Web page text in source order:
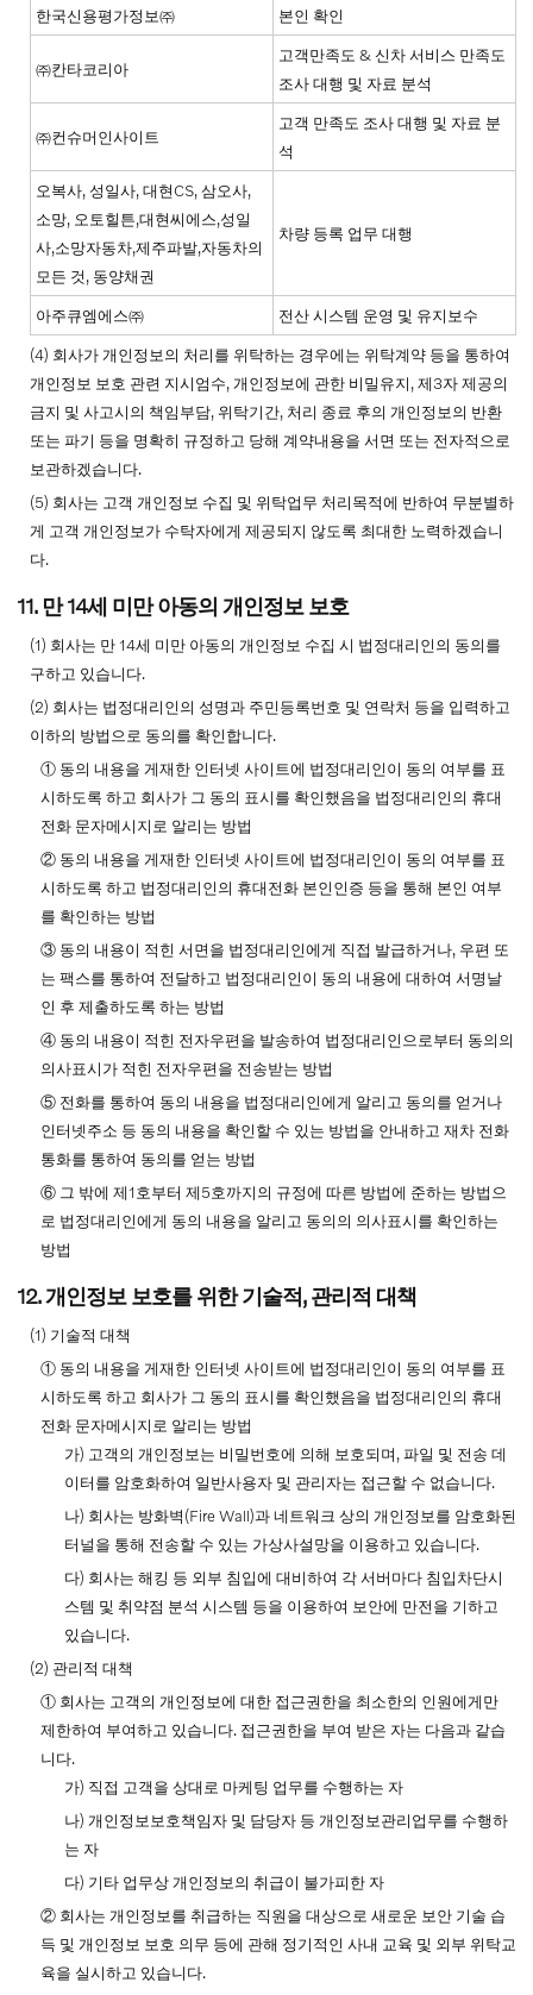
한국신용평가정보㈜ 본인 확인
㈜칸타코리아
고객만족도 & 신차 서비스 만족도
조사 대행 및 자료 분석
㈜컨슈머인사이트
고객 만족도 조사 대행 및 자료 분
석
오복사, 성일사, 대현CS, 삼오사,
소망, 오토힐튼,대현씨에스,성일
사,소망자동차,제주파발,자동차의
모든 것, 동양채권
차량 등록 업무 대행
아주큐엠에스㈜ 전산 시스템 운영 및 유지보수
(4) 회사가 개인정보의 처리를 위탁하는 경우에는 위탁계약 등을 통하여
개인정보 보호 관련 지시엄수, 개인정보에 관한 비밀유지, 제3자 제공의
금지 및 사고시의 책임부담, 위탁기간, 처리 종료 후의 개인정보의 반환
또는 파기 등을 명확히 규정하고 당해 계약내용을 서면 또는 전자적으로
보관하겠습니다.
(5) 회사는 고객 개인정보 수집 및 위탁업무 처리목적에 반하여 무분별하
게 고객 개인정보가 수탁자에게 제공되지 않도록 최대한 노력하겠습니
다.
11. 만 14세 미만 아동의 개인정보 보호
(1) 회사는 만 14세 미만 아동의 개인정보 수집 시 법정대리인의 동의를
구하고 있습니다.
(2) 회사는 법정대리인의 성명과 주민등록번호 및 연락처 등을 입력하고
이하의 방법으로 동의를 확인합니다.
① 동의 내용을 게재한 인터넷 사이트에 법정대리인이 동의 여부를 표
시하도록 하고 회사가 그 동의 표시를 확인했음을 법정대리인의 휴대
전화 문자메시지로 알리는 방법
② 동의 내용을 게재한 인터넷 사이트에 법정대리인이 동의 여부를 표
시하도록 하고 법정대리인의 휴대전화 본인인증 등을 통해 본인 여부
를 확인하는 방법
③ 동의 내용이 적힌 서면을 법정대리인에게 직접 발급하거나, 우편 또
는 팩스를 통하여 전달하고 법정대리인이 동의 내용에 대하여 서명날
인 후 제출하도록 하는 방법
④ 동의 내용이 적힌 전자우편을 발송하여 법정대리인으로부터 동의의
의사표시가 적힌 전자우편을 전송받는 방법
⑤ 전화를 통하여 동의 내용을 법정대리인에게 알리고 동의를 얻거나
인터넷주소 등 동의 내용을 확인할 수 있는 방법을 안내하고 재차 전화
통화를 통하여 동의를 얻는 방법
⑥ 그 밖에 제1호부터 제5호까지의 규정에 따른 방법에 준하는 방법으
로 법정대리인에게 동의 내용을 알리고 동의의 의사표시를 확인하는
방법
12. 개인정보 보호를 위한 기술적, 관리적 대책
(1) 기술적 대책
① 동의 내용을 게재한 인터넷 사이트에 법정대리인이 동의 여부를 표
시하도록 하고 회사가 그 동의 표시를 확인했음을 법정대리인의 휴대
전화 문자메시지로 알리는 방법
가) 고객의 개인정보는 비밀번호에 의해 보호되며, 파일 및 전송 데
이터를 암호화하여 일반사용자 및 관리자는 접근할 수 없습니다.
나) 회사는 방화벽(Fire Wall)과 네트워크 상의 개인정보를 암호화된
터널을 통해 전송할 수 있는 가상사설망을 이용하고 있습니다.
다) 회사는 해킹 등 외부 침입에 대비하여 각 서버마다 침입차단시
스템 및 취약점 분석 시스템 등을 이용하여 보안에 만전을 기하고
있습니다.
(2) 관리적 대책
① 회사는 고객의 개인정보에 대한 접근권한을 최소한의 인원에게만
제한하여 부여하고 있습니다. 접근권한을 부여 받은 자는 다음과 같습
니다.
가) 직접 고객을 상대로 마케팅 업무를 수행하는 자
나) 개인정보보호책임자 및 담당자 등 개인정보관리업무를 수행하
는 자
다) 기타 업무상 개인정보의 취급이 불가피한 자
② 회사는 개인정보를 취급하는 직원을 대상으로 새로운 보안 기술 습
득 및 개인정보 보호 의무 등에 관해 정기적인 사내 교육 및 외부 위탁교
육을 실시하고 있습니다.